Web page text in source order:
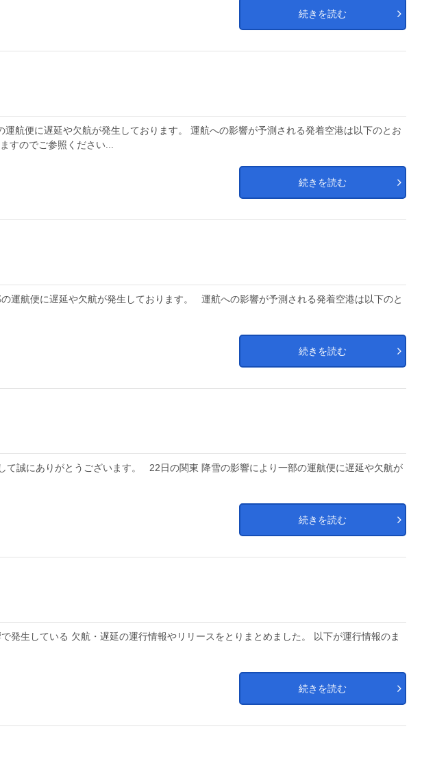
続きを読む
航便に遅延や欠航が発生しております。 運航への影響が予測される発着空港は以下のとお
すのでご参照ください...
続きを読む
航便に遅延や欠航が発生しております。 運航への影響が予測される発着空港は以下のと
続きを読む
にありがとうございます。 22日の関東 降雪の影響により一部の運航便に遅延や欠航が
続きを読む
生している 欠航・遅延の運行情報やリリースをとりまとめました。 以下が運行情報のま
続きを読む